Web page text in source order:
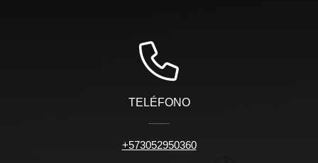
TELÉFONO
+573052950360